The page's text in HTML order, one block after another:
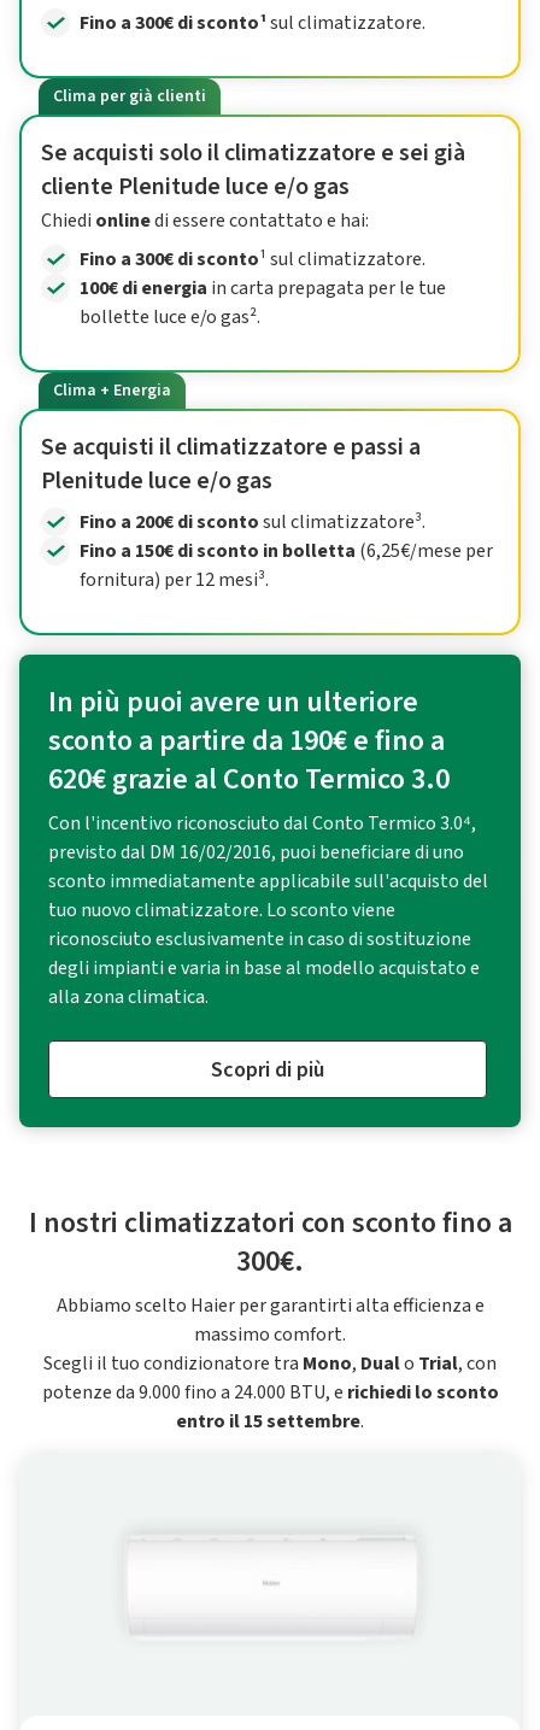
Fino a 300€ di sconto¹sul climatizzatore.
Clima per già clienti
Se acquisti solo il climatizzatore e sei già
cliente Plenitude luce e/o gas
Chiedi onlinedi essere contattato e hai:
Fino a 300€ di sconto¹ sul climatizzatore.
100€ di energia in carta prepagata per le tue
bollette luce e/o gas².
Clima + Energia
Se acquisti il climatizzatore e passi a
Plenitude luce e/o gas
Fino a 200€ di scontosul climatizzatore³.
Fino a 150€ di sconto in bolletta (6,25€/mese per
fornitura) per 12 mesi³.
In più puoi avere un ulteriore
sconto a partire da 190€ e fino a
620€ grazie al Conto Termico 3.0
Con l'incentivo riconosciuto dal Conto Termico 3.0⁴,
previsto dal DM 16/02/2016, puoi beneficiare di uno
sconto immediatamente applicabile sull'acquisto del
tuo nuovo climatizzatore. Lo sconto viene
riconosciuto esclusivamente in caso di sostituzione
degli impianti e varia in base al modello acquistato e
alla zona climatica.
Scopri di più
I nostri climatizzatori con sconto fino a
300€.
Abbiamo scelto Haier per garantirti alta efficienza e
massimo comfort.
Scegli il tuo condizionatore tra Mono, Dualo Trial, con
potenze da 9.000 fino a 24.000 BTU, e richiedi lo sconto
entro il 15 settembre.